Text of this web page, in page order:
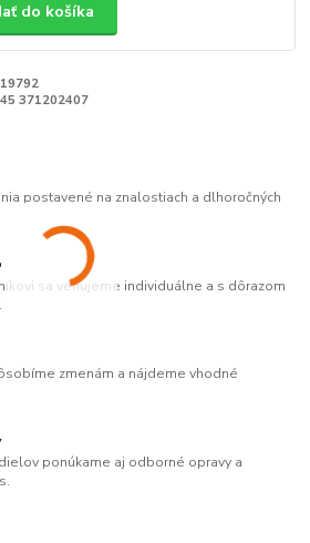
do košíka
19792
45 371202407
postavené na znalostiach a dlhoročných
sa venujeme individuálne a s dôrazom
zmenám a nájdeme vhodné
ponúkame aj odborné opravy a